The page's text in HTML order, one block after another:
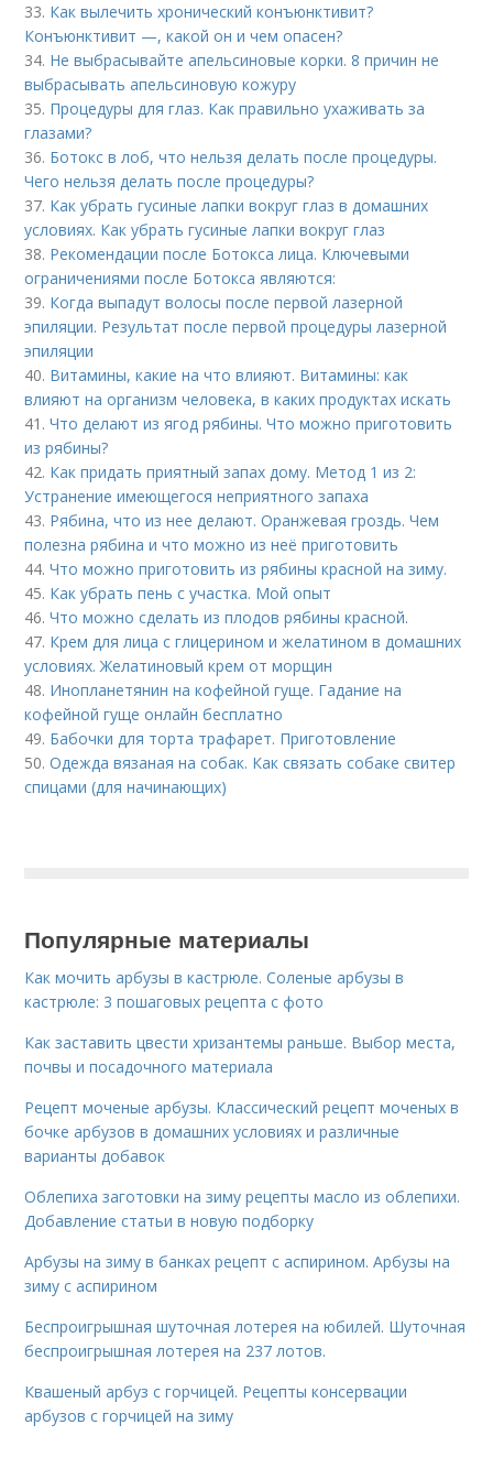
33. Как вылечить хронический конъюнктивит?
Конъюнктивит —, какой он и чем опасен?
34. Не выбрасывайте апельсиновые корки. 8 причин не
выбрасывать апельсиновую кожуру
35. Процедуры для глаз. Как правильно ухаживать за
глазами?
36. Ботокс в лоб, что нельзя делать после процедуры.
Чего нельзя делать после процедуры?
37. Как убрать гусиные лапки вокруг глаз в домашних
условиях. Как убрать гусиные лапки вокруг глаз
38. Рекомендации после Ботокса лица. Ключевыми
ограничениями после Ботокса являются:
39. Когда выпадут волосы после первой лазерной
эпиляции. Результат после первой процедуры лазерной
эпиляции
40. Витамины, какие на что влияют. Витамины: как
влияют на организм человека, в каких продуктах искать
41.Что делают из ягод рябины. Что можно приготовить
из рябины?
42. Как придать приятный запах дому. Метод 1 из 2:
Устранение имеющегося неприятного запаха
43. Рябина, что из нее делают. Оранжевая гроздь. Чем
полезна рябина и что можно из неё приготовить
44.Что можно приготовить из рябины красной на зиму.
45. Как убрать пень с участка. Мой опыт
46.Что можно сделать из плодов рябины красной.
47. Крем для лица с глицерином и желатином в домашних
условиях. Желатиновый крем от морщин
48. Инопланетянин на кофейной гуще. Гадание на
кофейной гуще онлайн бесплатно
49. Бабочки для торта трафарет. Приготовление
50.Одежда вязаная на собак. Как связать собаке свитер
спицами (для начинающих)
Популярные материалы
Как мочить арбузы в кастрюле. Соленые арбузы в
кастрюле: 3 пошаговых рецепта с фото
Как заставить цвести хризантемы раньше. Выбор места,
почвы и посадочного материала
Рецепт моченые арбузы. Классический рецепт моченых в
бочке арбузов в домашних условиях и различные
варианты добавок
Облепиха заготовки на зиму рецепты масло из облепихи.
Добавление статьи в новую подборку
Арбузы на зиму в банках рецепт с аспирином. Арбузы на
зиму с аспирином
Беспроигрышная шуточная лотерея на юбилей. Шуточная
беспроигрышная лотерея на 237 лотов.
Квашеный арбуз с горчицей. Рецепты консервации
арбузов с горчицей на зиму